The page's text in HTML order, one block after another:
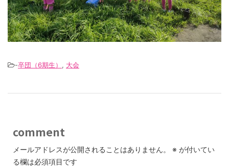
-卒団（6期生） , 大会
comment
メールアドレスが公開されることはありません。 ※ が付いてい
る欄は必須項目です